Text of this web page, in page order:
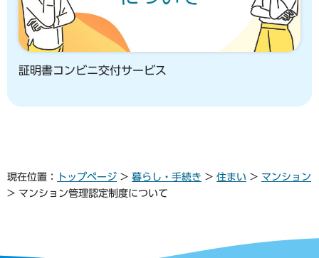
証明書コンビニ交付サービス
現在位置： トップページ > 暮らし・手続き > 住まい > マンション
> マンション管理認定制度について